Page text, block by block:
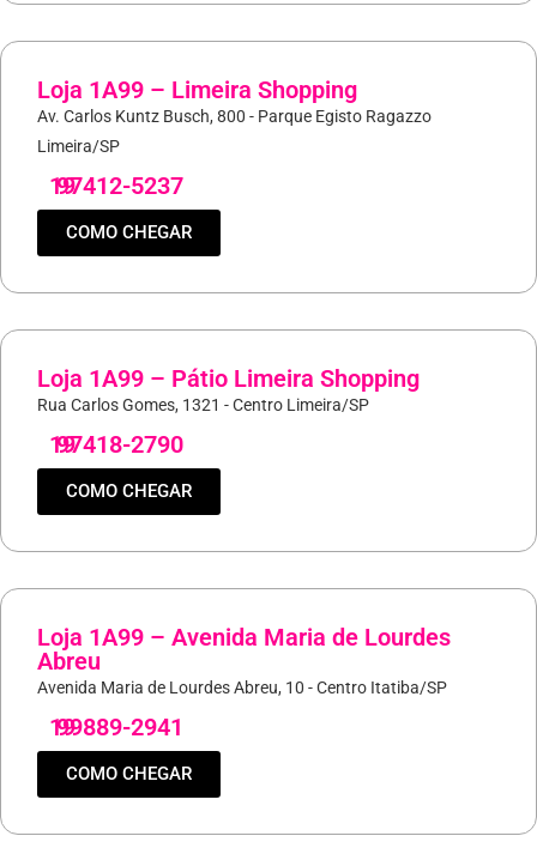
Loja 1A99 – Limeira Shopping
Av. Carlos Kuntz Busch, 800 - Parque Egisto Ragazzo
Limeira/SP
19
97412-5237
COMO CHEGAR
Loja 1A99 – Pátio Limeira Shopping
Rua Carlos Gomes, 1321 - Centro Limeira/SP
19
97418-2790
COMO CHEGAR
Loja 1A99 – Avenida Maria de Lourdes
Abreu
Avenida Maria de Lourdes Abreu, 10 - Centro Itatiba/SP
19
99889-2941
COMO CHEGAR